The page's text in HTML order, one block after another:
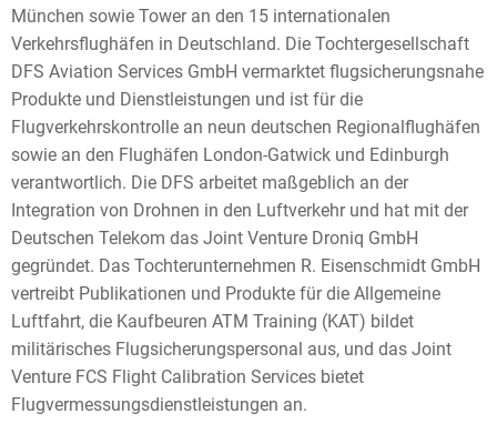
München sowie Tower an den 15 internationalen
Verkehrsflughäfen in Deutschland. Die Tochtergesellschaft
DFS Aviation Services GmbH vermarktet flugsicherungsnahe
Produkte und Dienstleistungen und ist für die
Flugverkehrskontrolle an neun deutschen Regionalflughäfen
sowie an den Flughäfen London-Gatwick und Edinburgh
verantwortlich. Die DFS arbeitet maßgeblich an der
Integration von Drohnen in den Luftverkehr und hat mit der
Deutschen Telekom das Joint Venture Droniq GmbH
gegründet. Das Tochterunternehmen R. Eisenschmidt GmbH
vertreibt Publikationen und Produkte für die Allgemeine
Luftfahrt, die Kaufbeuren ATM Training (KAT) bildet
militärisches Flugsicherungspersonal aus, und das Joint
Venture FCS Flight Calibration Services bietet
Flugvermessungsdienstleistungen an.